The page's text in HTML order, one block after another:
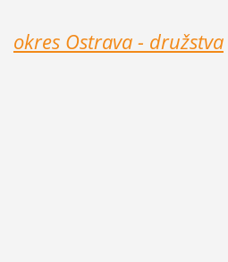
okres Ostrava - družstva